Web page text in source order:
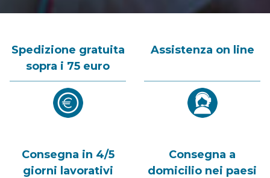
Spedizione gratuita
sopra i 75 euro
Assistenza on line
Consegna in 4/5
giorni lavorativi
Consegna a
domicilio nei paesi